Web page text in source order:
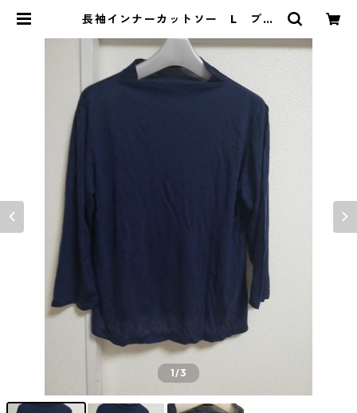
長袖インナーカットソー L ブル
DUCE
1/3